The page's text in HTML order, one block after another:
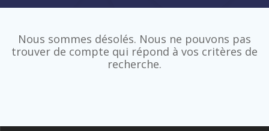
Nous sommes désolés. Nous ne pouvons pas
trouver de compte qui répond à vos critères de
recherche.